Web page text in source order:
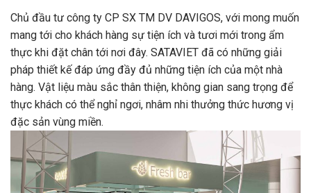
Chủ đầu tư công ty CP SX TM DV DAVIGOS, với mong muốn
mang tới cho khách hàng sự tiện ích và tươi mới trong ẩm
thực khi đặt chân tới nơi đây. SATAVIET đã có những giải
pháp thiết kế đáp ứng đầy đủ những tiện ích của một nhà
hàng. Vật liệu màu sắc thân thiện, không gian sang trọng để
thực khách có thể nghỉ ngơi, nhâm nhi thưởng thức hương vị
đặc sản vùng miền.